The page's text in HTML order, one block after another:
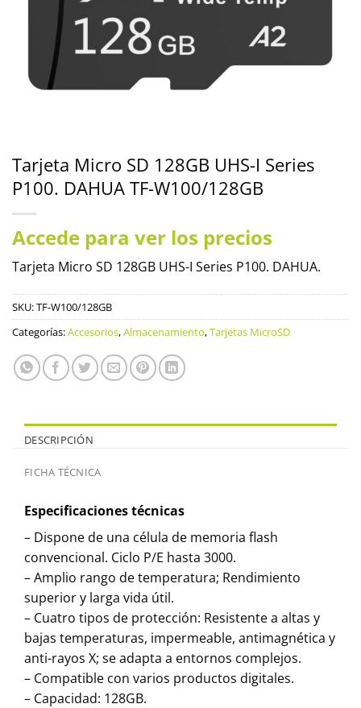
Tarjeta Micro SD 128GB UHS-I Series
P100. DAHUA TF-W100/128GB
Accede para ver los precios
Tarjeta Micro SD 128GB UHS-I Series P100. DAHUA.
SKU:TF-W100/128GB
Categorías:Accesorios,Almacenamiento,Tarjetas MicroSD
DESCRIPCIÓN
FICHA TÉCNICA
Especificaciones técnicas
– Dispone de una célula de memoria flash
convencional. Ciclo P/E hasta 3000.
– Amplio rango de temperatura; Rendimiento
superior y larga vida útil.
– Cuatro tipos de protección: Resistente a altas y
bajas temperaturas, impermeable, antimagnética y
anti-rayos X; se adapta a entornos complejos.
– Compatible con varios productos digitales.
– Capacidad: 128GB.